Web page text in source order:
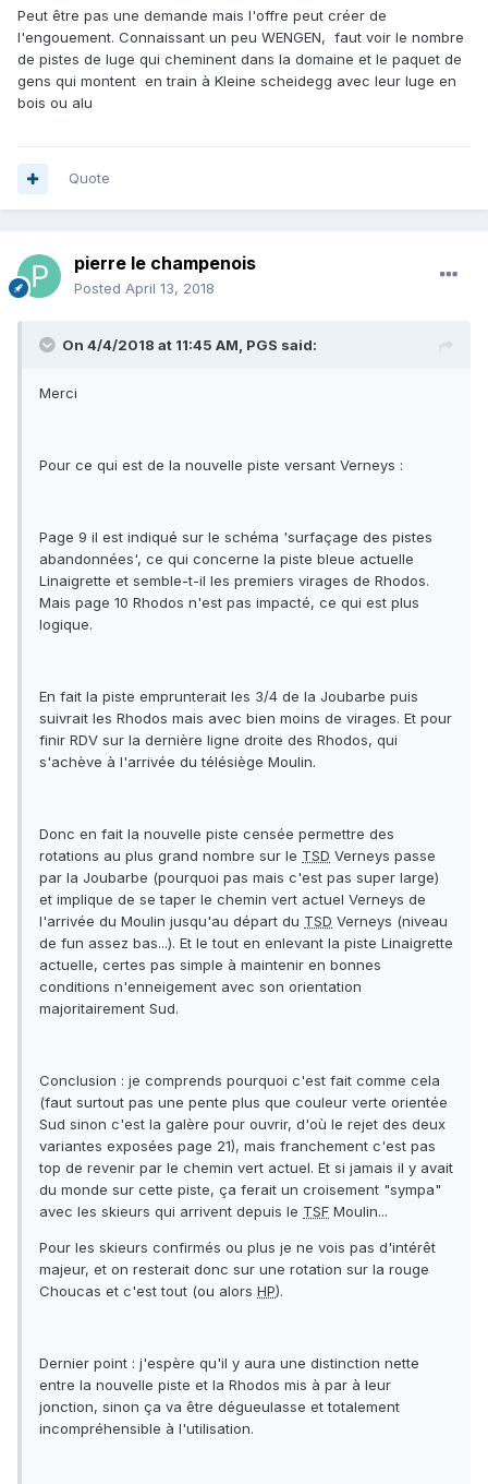
Peut être pas une demande mais l'offre peut créer de
l'engouement. Connaissant un peu WENGEN, faut voir le nombre
de pistes de luge qui cheminent dans la domaine et le paquet de
gens qui montent en train à Kleine scheidegg avec leur luge en
bois ou alu
Quote
pierre le champenois
Posted April 13, 2018
On 4/4/2018 at 11:45 AM, PGS said:
Merci
Pour ce qui est de la nouvelle piste versant Verneys :
Page 9 il est indiqué sur le schéma 'surfaçage des pistes
abandonnées', ce qui concerne la piste bleue actuelle
Linaigrette et semble-t-il les premiers virages de Rhodos.
Mais page 10 Rhodos n'est pas impacté, ce qui est plus
logique.
En fait la piste emprunterait les 3/4 de la Joubarbe puis
suivrait les Rhodos mais avec bien moins de virages. Et pour
finir RDV sur la dernière ligne droite des Rhodos, qui
s'achève à l'arrivée du télésiège Moulin.
Donc en fait la nouvelle piste censée permettre des
rotations au plus grand nombre sur le TSD Verneys passe
par la Joubarbe (pourquoi pas mais c'est pas super large)
et implique de se taper le chemin vert actuel Verneys de
l'arrivée du Moulin jusqu'au départ du TSD Verneys (niveau
de fun assez bas...). Et le tout en enlevant la piste Linaigrette
actuelle, certes pas simple à maintenir en bonnes
conditions n'enneigement avec son orientation
majoritairement Sud.
Conclusion : je comprends pourquoi c'est fait comme cela
(faut surtout pas une pente plus que couleur verte orientée
Sud sinon c'est la galère pour ouvrir, d'où le rejet des deux
variantes exposées page 21), mais franchement c'est pas
top de revenir par le chemin vert actuel. Et si jamais il y avait
du monde sur cette piste, ça ferait un croisement "sympa"
avec les skieurs qui arrivent depuis le TSF Moulin...
Pour les skieurs confirmés ou plus je ne vois pas d'intérêt
majeur, et on resterait donc sur une rotation sur la rouge
Choucas et c'est tout (ou alors HP).
Dernier point : j'espère qu'il y aura une distinction nette
entre la nouvelle piste et la Rhodos mis à par à leur
jonction, sinon ça va être dégueulasse et totalement
incompréhensible à l'utilisation.